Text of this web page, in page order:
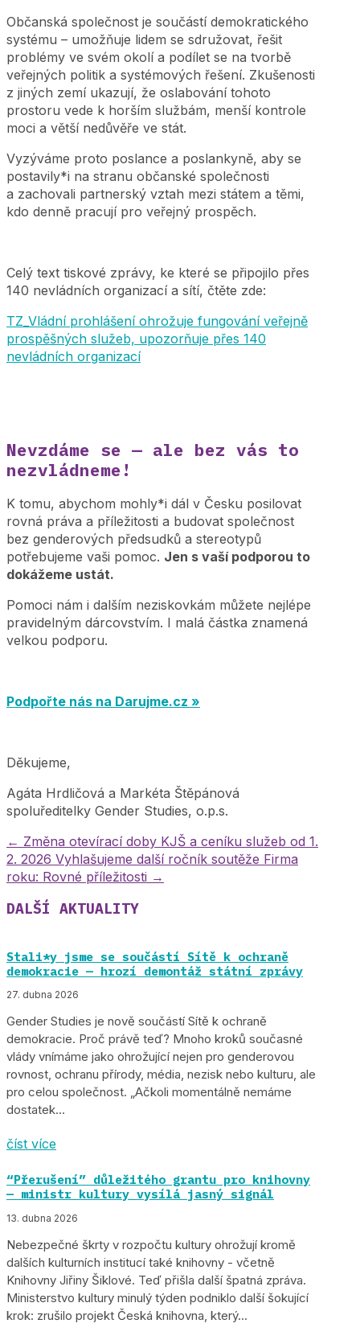
Občanská společnost je součástí demokratického
systému – umožňuje lidem se sdružovat, řešit
problémy ve svém okolí a podílet se na tvorbě
veřejných politik a systémových řešení. Zkušenosti
z jiných zemí ukazují, že oslabování tohoto
prostoru vede k horším službám, menší kontrole
moci a větší nedůvěře ve stát.
Vyzýváme proto poslance a poslankyně, aby se
postavily*i na stranu občanské společnosti
a zachovali partnerský vztah mezi státem a těmi,
kdo denně pracují pro veřejný prospěch.
Celý text tiskové zprávy, ke které se připojilo přes
140 nevládních organizací a sítí, čtěte zde:
TZ_Vládní prohlášení ohrožuje fungování veřejně
prospěšných služeb, upozorňuje přes 140
nevládních organizací
Nevzdáme se — ale bez vás to
nezvládneme!
K tomu, abychom mohly*i dál v Česku posilovat
rovná práva a příležitosti a budovat společnost
bez genderových předsudků a stereotypů
potřebujeme vaši pomoc. Jen s vaší podporou to
dokážeme ustát.
Pomoci nám i dalším neziskovkám můžete nejlépe
pravidelným dárcovstvím. I malá částka znamená
velkou podporu.
Podpořte nás na Darujme.cz »
Děkujeme,
Agáta Hrdličová a Markéta Štěpánová
spoluředitelky Gender Studies, o.p.s.
← Změna otevírací doby KJŠ a ceníku služeb od 1.
2. 2026 Vyhlašujeme další ročník soutěže Firma
roku: Rovné příležitosti →
DALŠÍ AKTUALITY
Stali*y jsme se součástí Sítě k ochraně
demokracie — hrozí demontáž státní zprávy
27. dubna 2026
Gender Studies je nově součástí Sítě k ochraně
demokracie. Proč právě teď? Mnoho kroků současné
vlády vnímáme jako ohrožující nejen pro genderovou
rovnost, ochranu přírody, média, nezisk nebo kulturu, ale
pro celou společnost. „Ačkoli momentálně nemáme
dostatek...
číst více
“Přerušení” důležitého grantu pro knihovny
— ministr kultury vysílá jasný signál
13. dubna 2026
Nebezpečné škrty v rozpočtu kultury ohrožují kromě
dalších kulturních institucí také knihovny - včetně
Knihovny Jiřiny Šiklové. Teď přišla další špatná zpráva.
Ministerstvo kultury minulý týden podniklo další šokující
krok: zrušilo projekt Česká knihovna, který...